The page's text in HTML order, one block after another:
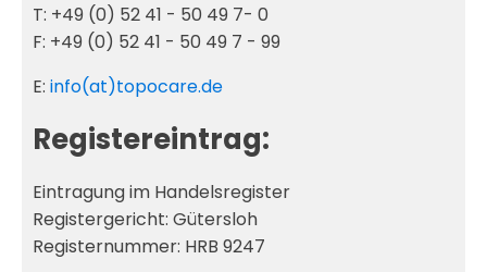
T: +49 (0) 52 41 - 50 49 7- 0
F: +49 (0) 52 41 - 50 49 7 - 99
E: info(at)topocare.de
Registereintrag:
Eintragung im Handelsregister
Registergericht: Gütersloh
Registernummer: HRB 9247